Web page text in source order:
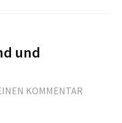
und
KOMMENTAR